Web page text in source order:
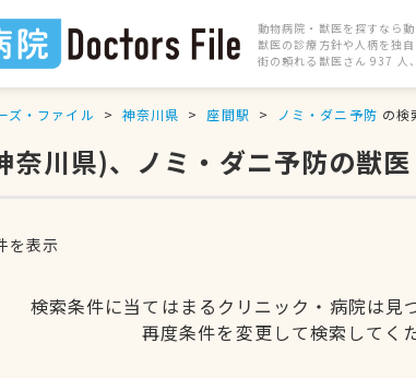
動物病院・獣医を探すなら
獣医の診療方針や人柄を独
街の頼れる獣医さん 937
ズ・ファイル 神奈川県 座間駅 ノミ・ダニ予防 の検
奈川県)、ノミ・ダニ予防の獣
を表示
検索条件に当てはまるクリニック・病院は見
再度条件を変更して検索してく